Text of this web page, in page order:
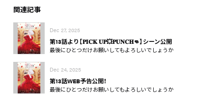
関連記事
Dec 27, 2025
第13話より【𝐏𝐈𝐂𝐊 𝐔𝐏💥𝐏𝐔𝐍𝐂𝐇👊】シーン公開
最後にひとつだけお願いしてもよろしいでしょうか
Dec 24, 2025
第13話WEB予告公開！
最後にひとつだけお願いしてもよろしいでしょうか